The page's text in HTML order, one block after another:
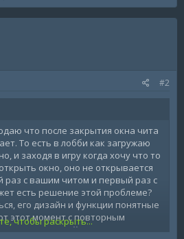
#2
что после закрытия окна чита
То есть в лобби как загружаю
и заходя в игру когда хочу что то
окно, оно не открывается
с вашим читом и первый раз с
есть решение этой проблеме?
его дизайн и функции понятные
этот момент с повторным
огорчает((
чтобы раскрыть...